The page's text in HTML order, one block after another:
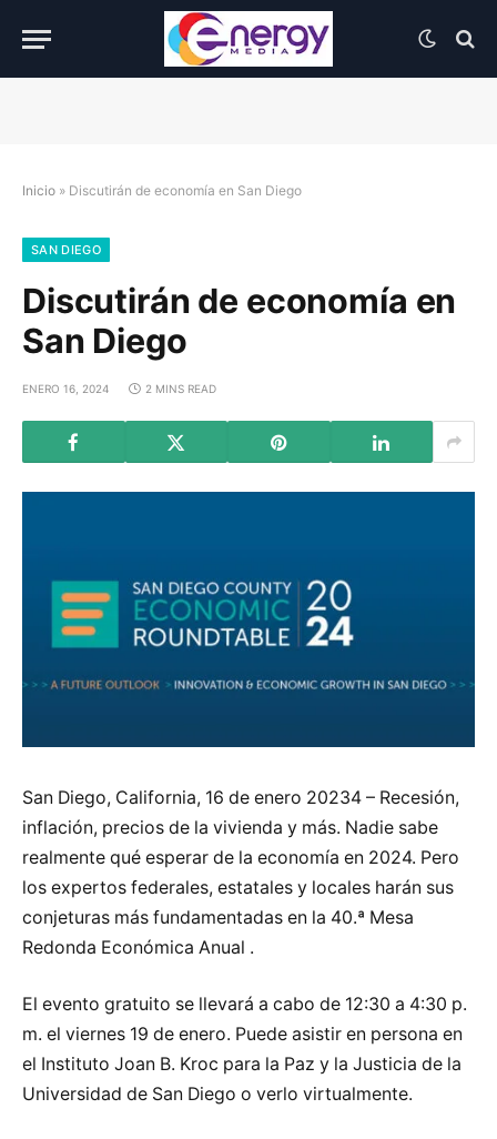
Inicio » Discutirán de economía en San Diego
SAN DIEGO
Discutirán de economía en
San Diego
ENERO 16, 2024 2 MINS READ
San Diego, California, 16 de enero 20234 – Recesión,
inflación, precios de la vivienda y más. Nadie sabe
realmente qué esperar de la economía en 2024. Pero
los expertos federales, estatales y locales harán sus
conjeturas más fundamentadas en la 40.ª Mesa
Redonda Económica Anual .
El evento gratuito se llevará a cabo de 12:30 a 4:30 p.
m. el viernes 19 de enero. Puede asistir en persona en
el Instituto Joan B. Kroc para la Paz y la Justicia de la
Universidad de San Diego o verlo virtualmente.